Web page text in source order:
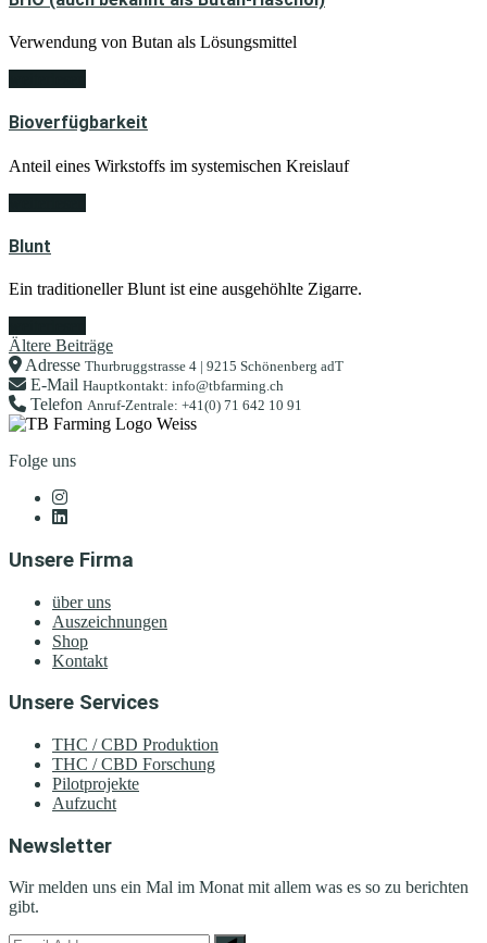
Verwendung von Butan als Lösungsmittel
Bioverfügbarkeit
Anteil eines Wirkstoffs im systemischen Kreislauf
Blunt
Ein traditioneller Blunt ist eine ausgehöhlte Zigarre.
Beitragsnavigation
Ältere Beiträge
Adresse Thurbruggstrasse 4 | 9215 Schönenberg adT
E-Mail Hauptkontakt: info@tbfarming.ch
Telefon Anruf-Zentrale: +41(0) 71 642 10 91
Folge uns
Unsere Firma
über uns
Auszeichnungen
Shop
Kontakt
Unsere Services
THC / CBD Produktion
THC / CBD Forschung
Pilotprojekte
Aufzucht
Newsletter
Wir melden uns ein Mal im Monat mit allem was es so zu berichten
gibt.